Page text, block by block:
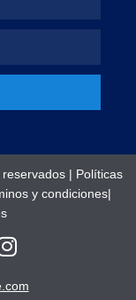
| Políticas
y condiciones|
I
n
s